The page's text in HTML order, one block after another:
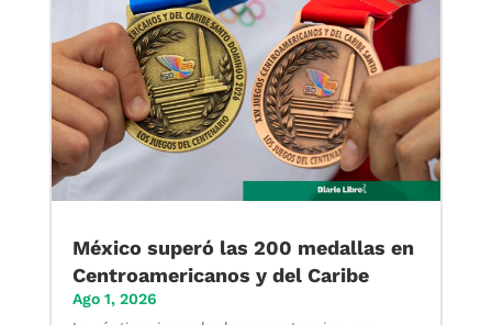
México superó las 200 medallas en
Centroamericanos y del Caribe
Ago 1, 2026